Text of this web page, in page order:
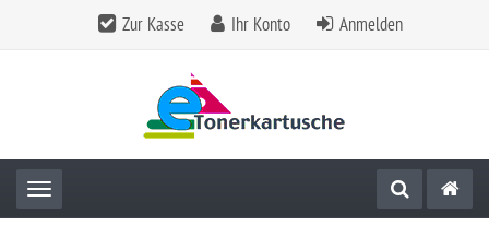
Zur Kasse Ihr Konto Anmelden
Toggle navigation